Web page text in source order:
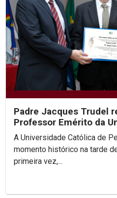
Padre Jacques Trudel
Professor Emérito da
de Pernambuco
A Universidade Católica de
momento histórico na tarde
primeira vez,...